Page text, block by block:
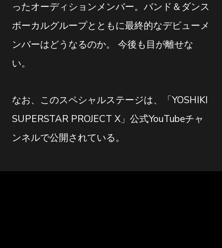
ったオーディションメンバー。バンド＆ダンス
ボーカルグループとともに最終的なデビューメ
ンバーはどうなるのか。 今後も目が離せな
い。
なお、このスペシャルステージは、「YOSHIKI
SUPERSTAR PROJECT X」公式YouTubeチャ
ンネルで公開されている。